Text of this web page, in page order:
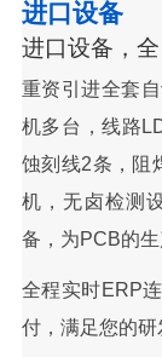
进口设备
进口设备，
重资引进全套
机多台，线路
蚀刻线2条，阻
机，无卤检测
备，为PCB的生
全程实时ERP
付，满足您的研